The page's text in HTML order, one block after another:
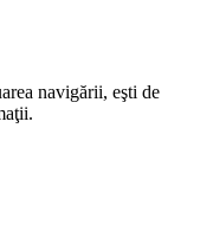
navigării, eşti de